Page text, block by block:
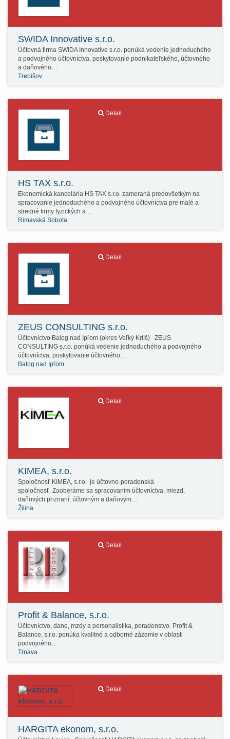
SWIDA Innovative s.r.o.
Účtovná firma SWIDA Innovative s.r.o. ponúká vedenie jednoduchého
a podvojného účtovníctva, poskytovanie podnikateľského, účtovného
a daňového…
Trebišov
Detail
HS TAX s.r.o.
Ekonomická kancelária HS TAX s.r.o. zameraná predovšetkým na
spracovanie jednoduchého a podvojného účtovníctva pre malé a
stredné firmy fyzických a…
Rimavská Sobota
Detail
ZEUS CONSULTING s.r.o.
Účtovnictvo Balog nad Ipľom (okres Veľký Krtíš) ZEUS
CONSULTING s.r.o. ponúká vedenie jednoduchého a podvojného
účtovníctva, poskytovanie účtovného…
Balog nad Ipľom
Detail
KIMEA, s.r.o.
Spoločnosť KIMEA, s.r.o. je účtovno-poradenská
spoločnosť. Zaoberáme sa spracovaním účtovníctva, miezd,
daňových priznaní, účtovným a daňovým…
Žilina
Detail
Profit & Balance, s.r.o.
Účtovníctvo, dane, mzdy a personalistika, poradenstvo. Profit &
Balance, s.r.o. ponúka kvalitné a odborné zázemie v oblasti
podvojného…
Trnava
Detail
HARGITA ekonom, s.r.o.